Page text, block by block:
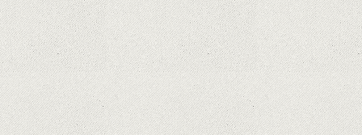
Curtea Supremă reglementează în favoarea
Google în Oracle Java Fight
Zvon: aplicațiile Google nu se mai pot instala pe